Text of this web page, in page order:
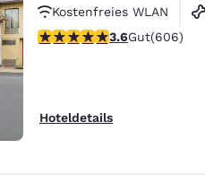
Kostenfreies WLAN
3.63-Sterne-Bewertung.
3.6Gut(606)
Hoteldetails